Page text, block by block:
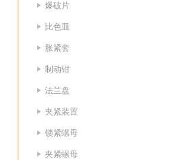
爆破片
比色皿
胀紧套
制动钳
法兰盘
夹紧装置
锁紧螺母
夹紧螺母